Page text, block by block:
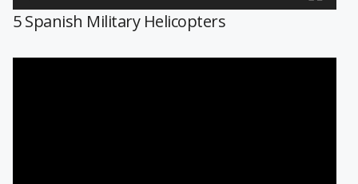
5 Spanish Military Helicopters